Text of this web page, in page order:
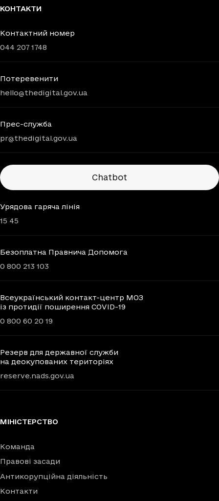
КОНТАКТИ
Контактний номер
044 207 1748
Потеревенити
hello@thedigital.gov.ua
Прес-служба
pr@thedigital.gov.ua
Chatbots
Chatbot
Урядова гаряча лінія
15 45
Безоплатна Правнича Допомога
0 800 213 103
Всеукраїнський контакт-центр МОЗ
із протидії поширення COVID-19
0 800 60 20 19
Резерв для державної служби
на деокупованих територіях
reserve.nads.gov.ua
МІНІСТЕРСТВО
Команда
Правові засади
Антикорупційна діяльність
Контакти